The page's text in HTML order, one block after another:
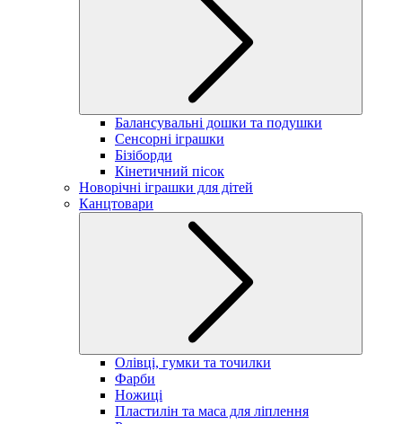
Балансувальні дошки та подушки
Сенсорні іграшки
Бізіборди
Кінетичний пісок
Новорічні іграшки для дітей
Канцтовари
Олівці, гумки та точилки
Фарби
Ножиці
Пластилін та маса для ліплення